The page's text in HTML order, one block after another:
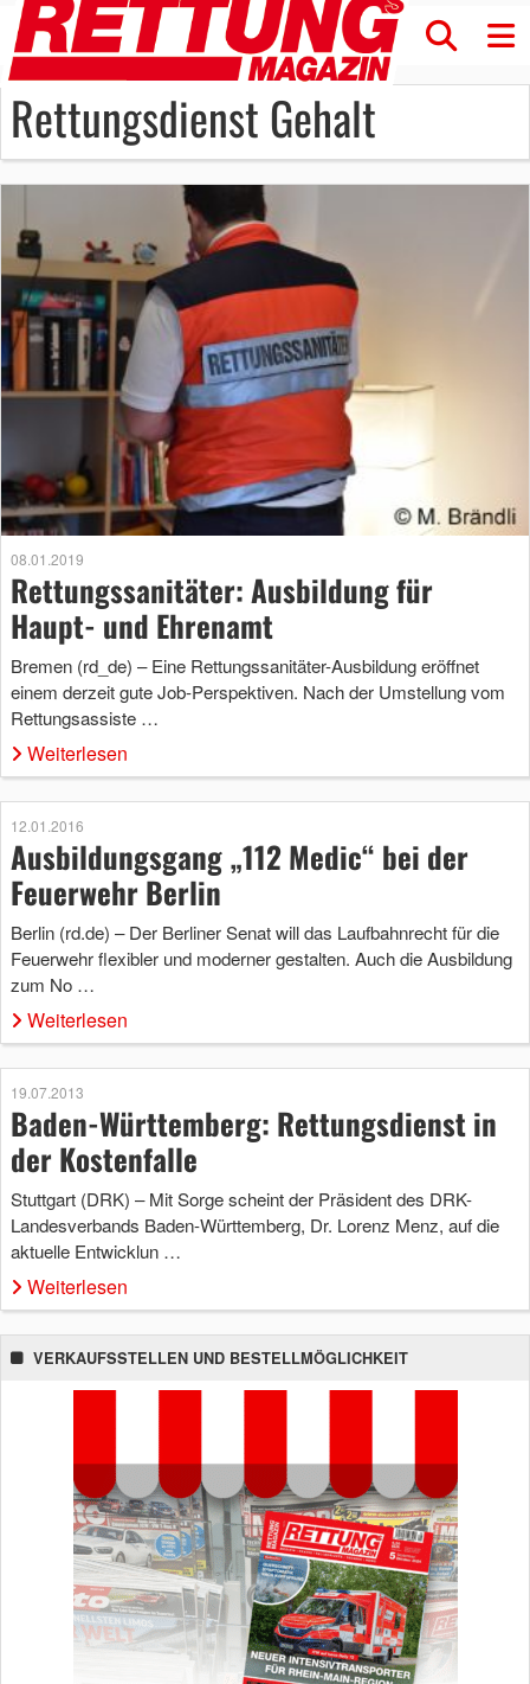
Rettungsdienst Gehalt
08.01.2019
Rettungssanitäter: Ausbildung für
Haupt- und Ehrenamt
Bremen (rd_de) – Eine Rettungssanitäter-Ausbildung eröffnet
einem derzeit gute Job-Perspektiven. Nach der Umstellung vom
Rettungsassiste …
Weiterlesen
12.01.2016
Ausbildungsgang „112 Medic“ bei der
Feuerwehr Berlin
Berlin (rd.de) – Der Berliner Senat will das Laufbahnrecht für die
Feuerwehr flexibler und moderner gestalten. Auch die Ausbildung
zum No …
Weiterlesen
19.07.2013
Baden-Württemberg: Rettungsdienst in
der Kostenfalle
Stuttgart (DRK) – Mit Sorge scheint der Präsident des DRK-
Landesverbands Baden-Württemberg, Dr. Lorenz Menz, auf die
aktuelle Entwicklun …
Weiterlesen
VERKAUFSSTELLEN UND BESTELLMÖGLICHKEIT